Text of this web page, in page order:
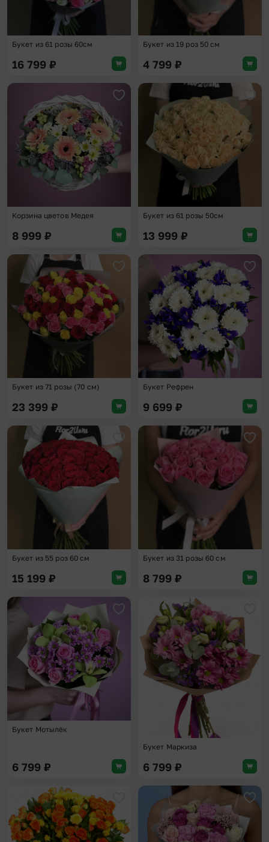
Букет из 61 розы 60см
16 799 ₽
Букет из 19 роз 50 см
4 799 ₽
Добавить в избранное
Корзина цветов Медея
8 999 ₽
Букет из 61 розы 50см
13 999 ₽
Добавить в избранное
Букет из 71 розы (70 см)
23 399 ₽
Букет Рефрен
9 699 ₽
Добавить в избранное
Букет из 55 роз 60 см
15 199 ₽
Букет из 31 розы 60 см
8 799 ₽
Добавить в избранное
Букет Мотылёк
6 799 ₽
Букет Маркиза
6 799 ₽
Добавить в избранное